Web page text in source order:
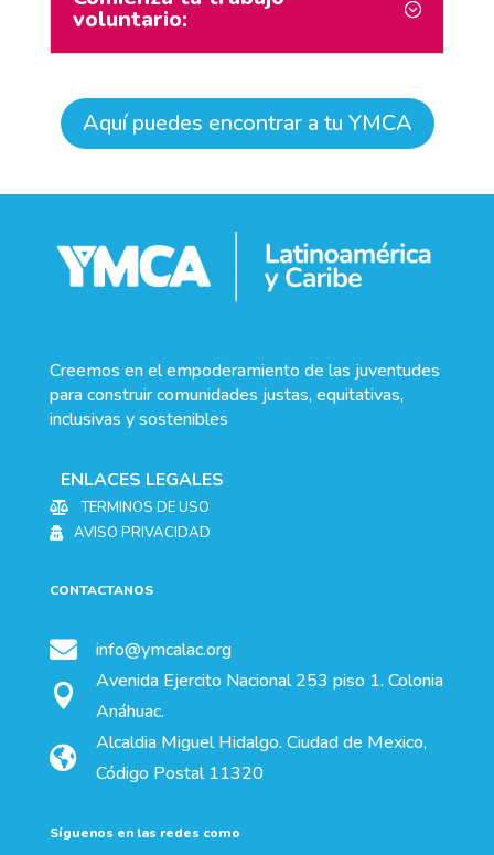
voluntario:
Aquí puedes encontrar a tu YMCA
Creemos en el empoderamiento de las juventudes
para construir comunidades justas, equitativas,
inclusivas y sostenibles
ENLACES LEGALES
 TERMINOS DE USO
 AVISO PRIVACIDAD
CONTACTANOS
 info@ymcalac.org

Avenida Ejercito Nacional 253 piso 1. Colonia
Anáhuac.

Alcaldia Miguel Hidalgo. Ciudad de Mexico,
Código Postal 11320
Síguenos en las redes como